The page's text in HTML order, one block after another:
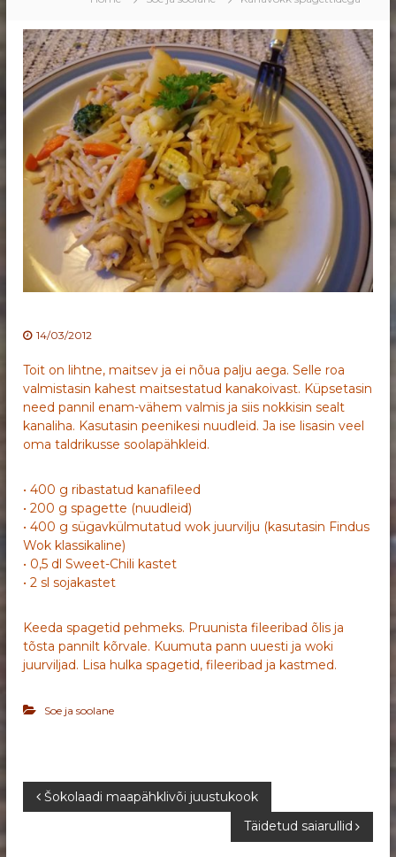
14/03/2012
Toit on lihtne, maitsev ja ei nõua palju aega. Selle roa
valmistasin kahest maitsestatud kanakoivast. Küpsetasin
need pannil enam-vähem valmis ja siis nokkisin sealt
kanaliha. Kasutasin peenikesi nuudleid. Ja ise lisasin veel
oma taldrikusse soolapähkleid.
• 400 g ribastatud kanafileed
• 200 g spagette (nuudleid)
• 400 g sügavkülmutatud wok juurvilju (kasutasin Findus
Wok klassikaline)
• 0,5 dl Sweet-Chili kastet
• 2 sl sojakastet
Keeda spagetid pehmeks. Pruunista fileeribad õlis ja
tõsta pannilt kõrvale. Kuumuta pann uuesti ja woki
juurviljad. Lisa hulka spagetid, fileeribad ja kastmed.
Soe ja soolane
N Šokolaadi maapähklivõi juustukook
Täidetud saiarullid